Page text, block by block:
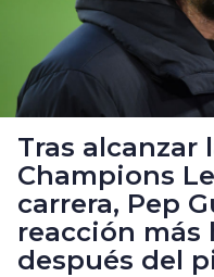
Tras alcanzar
Champions
carrera, Pep
reacción
después del